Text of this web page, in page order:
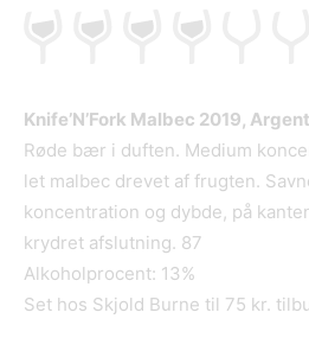
Knife’N’Fork Malbec 2019,
Røde bær i duften. Medium
let malbec drevet af frugten.
koncentration og dybde, på
krydret afslutning. 87
Alkoholprocent: 13%
Set hos Skjold Burne til 75 kr.